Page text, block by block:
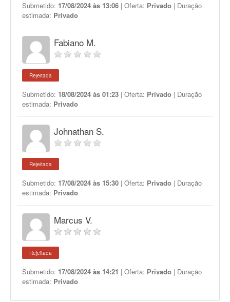
Submetido: 17/08/2024 às 13:06 | Oferta: Privado | Duração
estimada: Privado
Fabiano M.
Rejeitada
Submetido: 18/08/2024 às 01:23 | Oferta: Privado | Duração
estimada: Privado
Johnathan S.
Rejeitada
Submetido: 17/08/2024 às 15:30 | Oferta: Privado | Duração
estimada: Privado
Marcus V.
Rejeitada
Submetido: 17/08/2024 às 14:21 | Oferta: Privado | Duração
estimada: Privado